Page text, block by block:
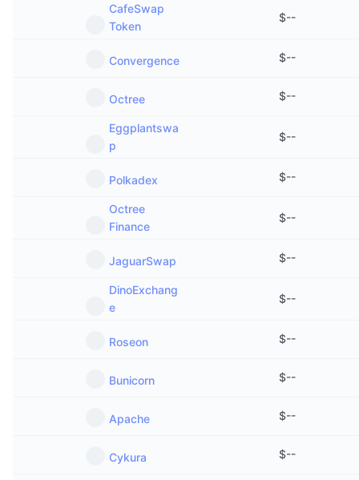
CafeSwap
Token
$--
Convergence $--
Octree $--
Eggplantswa
p
$--
Polkadex $--
Octree
Finance
$--
JaguarSwap $--
DinoExchang
e
$--
Roseon $--
Bunicorn $--
Apache $--
Cykura $--